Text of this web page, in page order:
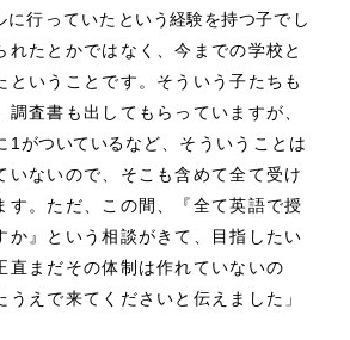
に行っていた という経験を持つ子でし
れたとかではなく、今までの学校と
ということです。そういう子たちも
調査書も出してもらっていますが、
1がついているなど、そういうことは
いないので、そこも含めて全て受け
す。ただ、この間、『全て英語で授
か』という相談がきて、目指したい
直まだその体制は作れていないの
うえで来てくださいと伝えました」